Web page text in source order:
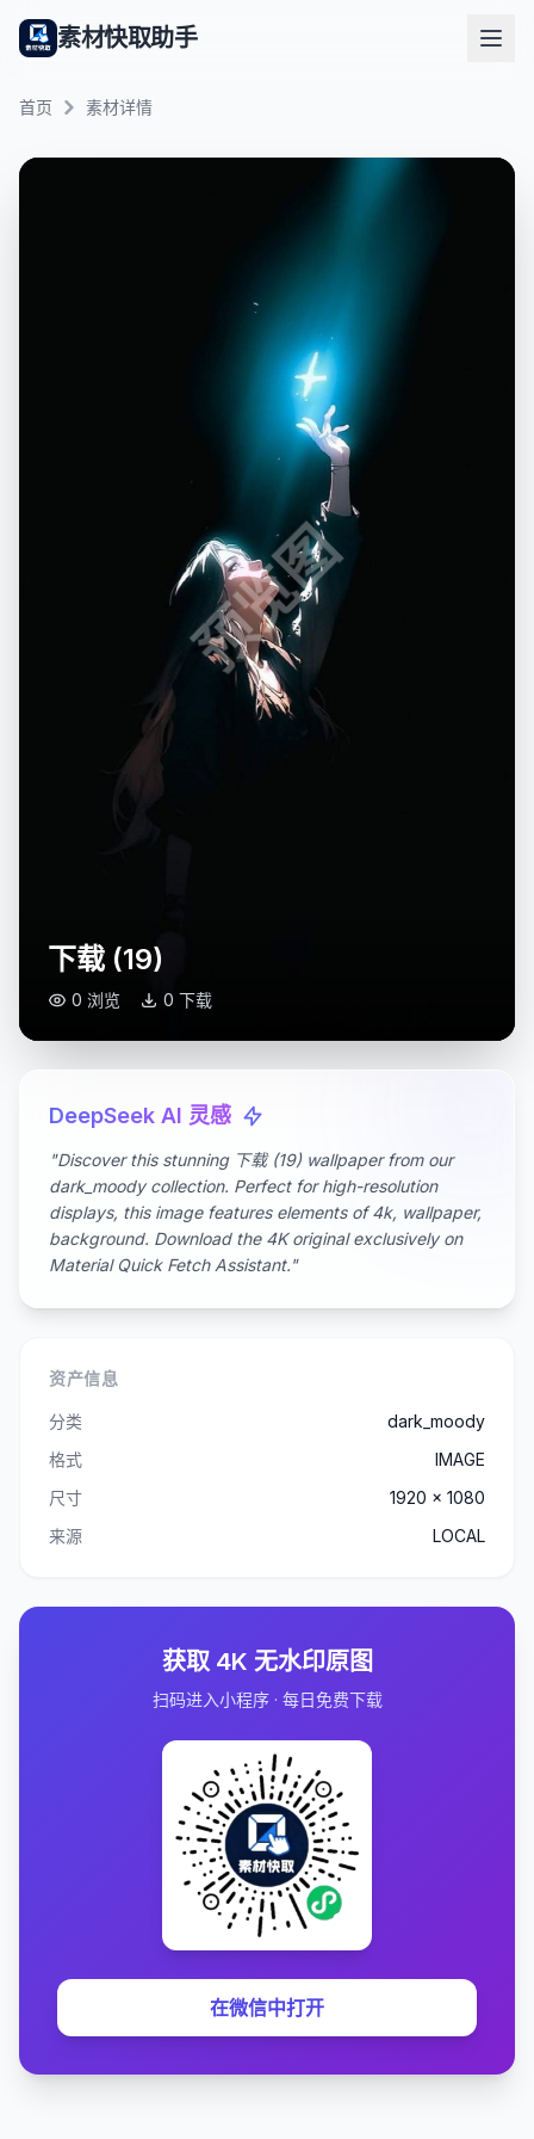
素材快取助手
首页 素材详情
预览图
下载 (19)
0 浏览 0 下载
DeepSeek AI 灵感
"Discover this stunning 下载 (19) wallpaper from our
dark_moody collection. Perfect for high-resolution
displays, this image features elements of 4k, wallpaper,
background. Download the 4K original exclusively on
Material Quick Fetch Assistant."
资产信息
分类
dark_moody
格式
IMAGE
尺寸
1920 x 1080
来源
LOCAL
获取 4K 无水印原图
扫码进入小程序 · 每日免费下载
在微信中打开